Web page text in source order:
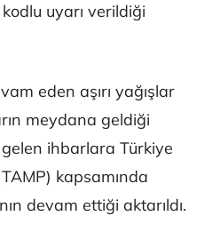
uyarı verildiği
eden aşırı yağışlar
meydana geldiği
ihbarlara Türkiye
kapsamında
devam ettiği aktarıldı.